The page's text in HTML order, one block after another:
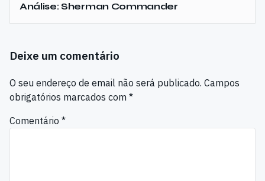
Análise: Sherman Commander
Deixe um comentário
O seu endereço de email não será publicado. Campos
obrigatórios marcados com *
Comentário *